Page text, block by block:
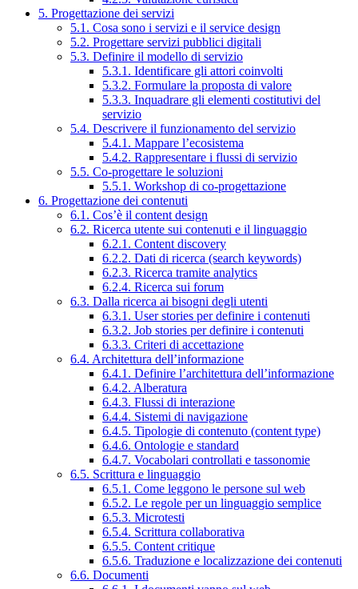
5. Progettazione dei servizi
5.1. Cosa sono i servizi e il service design
5.2. Progettare servizi pubblici digitali
5.3. Definire il modello di servizio
5.3.1. Identificare gli attori coinvolti
5.3.2. Formulare la proposta di valore
5.3.3. Inquadrare gli elementi costitutivi del
servizio
5.4. Descrivere il funzionamento del servizio
5.4.1. Mappare l’ecosistema
5.4.2. Rappresentare i flussi di servizio
5.5. Co-progettare le soluzioni
5.5.1. Workshop di co-progettazione
6. Progettazione dei contenuti
6.1. Cos’è il content design
6.2. Ricerca utente sui contenuti e il linguaggio
6.2.1. Content discovery
6.2.2. Dati di ricerca (search keywords)
6.2.3. Ricerca tramite analytics
6.2.4. Ricerca sui forum
6.3. Dalla ricerca ai bisogni degli utenti
6.3.1. User stories per definire i contenuti
6.3.2. Job stories per definire i contenuti
6.3.3. Criteri di accettazione
6.4. Architettura dell’informazione
6.4.1. Definire l’architettura dell’informazione
6.4.2. Alberatura
6.4.3. Flussi di interazione
6.4.4. Sistemi di navigazione
6.4.5. Tipologie di contenuto (content type)
6.4.6. Ontologie e standard
6.4.7. Vocabolari controllati e tassonomie
6.5. Scrittura e linguaggio
6.5.1. Come leggono le persone sul web
6.5.2. Le regole per un linguaggio semplice
6.5.3. Microtesti
6.5.4. Scrittura collaborativa
6.5.5. Content critique
6.5.6. Traduzione e localizzazione dei contenuti
6.6. Documenti